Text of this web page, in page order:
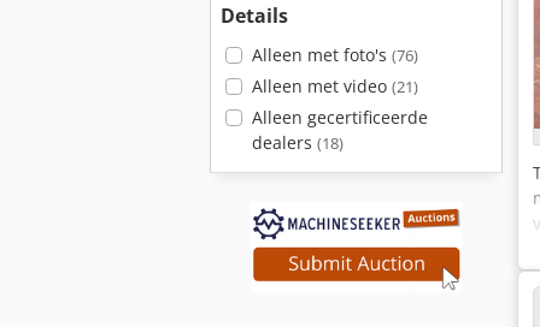
Details
Alleen met foto's (76)
Alleen met video (21)
Alleen gecertificeerde
dealers (18)